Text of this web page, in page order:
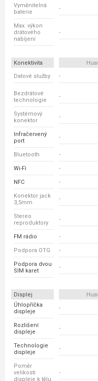
Vyměnitelná
baterie
-
Max. výkon
drátového
nabíjení
-
Konektivita
Datové služby
-
Bezdrátové
technologie
-
Systémový
konektor
-
Infračervený
port
-
Bluetooth -
Wi-Fi -
NFC -
Konektor jack
3,5mm
-
Stereo
reproduktory
-
FM rádio -
Podpora OTG -
Podpora dvou
SIM karet
-
Displej
Úhlopříčka
displeje
-
Rozlišení
displeje
-
Technologie
displeje
-
Poměr
velikosti
displeje k tělu
-